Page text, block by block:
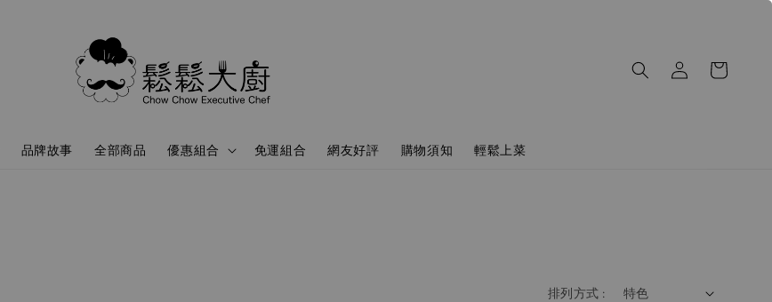
品牌故事 全部商品 優惠組合 免運組合 網友好評 購物須知 輕鬆上菜
排列方式 :